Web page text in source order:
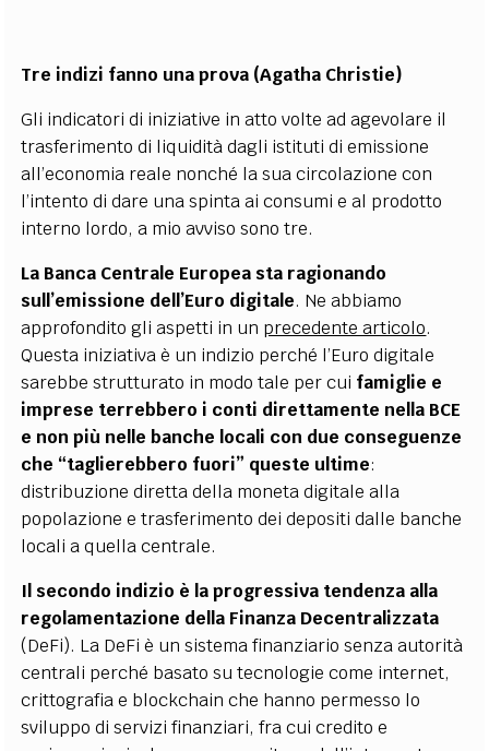
Tre indizi fanno una prova (Agatha Christie)
Gli indicatori di iniziative in atto volte ad agevolare il
trasferimento di liquidità dagli istituti di emissione
all’economia reale nonché la sua circolazione con
l’intento di dare una spinta ai consumi e al prodotto
interno lordo, a mio avviso sono tre.
La Banca Centrale Europea sta ragionando
sull’emissione dell’Euro digitale. Ne abbiamo
approfondito gli aspetti in un precedente articolo.
Questa iniziativa è un indizio perché l’Euro digitale
sarebbe strutturato in modo tale per cui famiglie e
imprese terrebbero i conti direttamente nella BCE
e non più nelle banche locali con due conseguenze
che “taglierebbero fuori” queste ultime:
distribuzione diretta della moneta digitale alla
popolazione e trasferimento dei depositi dalle banche
locali a quella centrale.
Il secondo indizio è la progressiva tendenza alla
regolamentazione della Finanza Decentralizzata
(DeFi). La DeFi è un sistema finanziario senza autorità
centrali perché basato su tecnologie come internet,
crittografia e blockchain che hanno permesso lo
sviluppo di servizi finanziari, fra cui credito e